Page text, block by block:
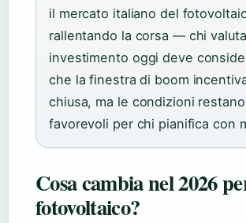
il mercato italiano del
rallentando la corsa — chi
investimento oggi deve
che la finestra di boom
chiusa, ma le condizioni restano
favorevoli per chi pianifica con
Cosa cambia nel 2026
fotovoltaico?